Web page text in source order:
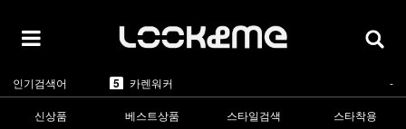
인기검색어
2 마스카 ▲5
린드버그 ▲1
5 카렌워커 -
1 라피스센시블레
▲2
신상품
베스트상품 스타일검색 스타착용